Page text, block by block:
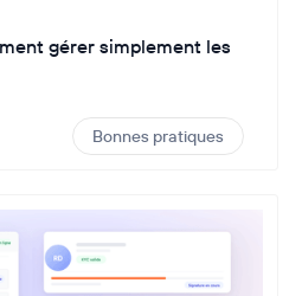
gérer simplement les
Bonnes pratiques